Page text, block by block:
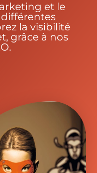
et le
la visibilité
grâce à nos